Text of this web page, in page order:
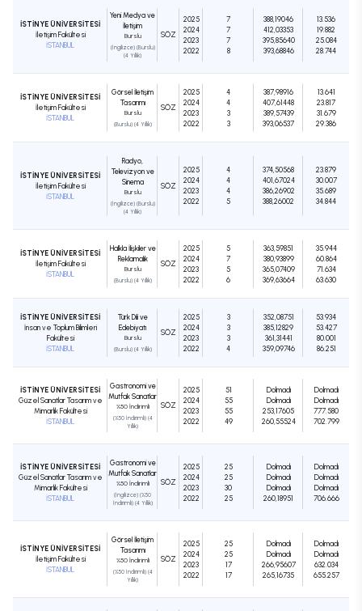
İSTİNYE ÜNİVERSİTESİ
İletişim Fakültesi
İSTANBUL
Yeni Medya ve
İletişim
Burslu
(İngilizce) (Burslu)
(4 Yıllık)
SÖZ
2025
2024
2023
2022
7
7
7
8
388,19046
412,03353
395,85640
393,68846
13.536
19.882
25.084
28.744
İSTİNYE ÜNİVERSİTESİ
İletişim Fakültesi
İSTANBUL
Görsel İletişim
Tasarımı
Burslu
(Burslu) (4 Yıllık)
SÖZ
2025
2024
2023
2022
4
4
3
3
387,98916
407,61448
389,57439
393,06537
13.641
23.817
31.679
29.386
İSTİNYE ÜNİVERSİTESİ
İletişim Fakültesi
İSTANBUL
Radyo,
Televizyon ve
Sinema
Burslu
(İngilizce) (Burslu)
(4 Yıllık)
SÖZ
2025
2024
2023
2022
4
4
4
5
374,50568
401,67024
386,26902
388,26002
23.879
30.007
35.689
34.844
İSTİNYE ÜNİVERSİTESİ
İletişim Fakültesi
İSTANBUL
Halkla İlişkiler ve
Reklamcılık
Burslu
(Burslu) (4 Yıllık)
SÖZ
2025
2024
2023
2022
5
7
5
6
363,59851
380,93899
365,07409
369,63664
35.944
60.864
71.634
63.630
İSTİNYE ÜNİVERSİTESİ
İnsan ve Toplum Bilimleri
Fakültesi
İSTANBUL
Türk Dili ve
Edebiyatı
Burslu
(Burslu) (4 Yıllık)
SÖZ
2025
2024
2023
2022
3
3
3
4
352,08751
385,12829
361,31441
359,09746
53.934
53.427
80.001
86.251
İSTİNYE ÜNİVERSİTESİ
Güzel Sanatlar Tasarım ve
Mimarlık Fakültesi
İSTANBUL
Gastronomi ve
Mutfak Sanatları
%50 İndirimli
(%50 İndirimli) (4
Yıllık)
SÖZ
2025
2024
2023
2022
51
55
55
49
Dolmadı
Dolmadı
253,17605
260,55524
Dolmadı
Dolmadı
777.580
702.799
İSTİNYE ÜNİVERSİTESİ
Güzel Sanatlar Tasarım ve
Mimarlık Fakültesi
İSTANBUL
Gastronomi ve
Mutfak Sanatları
%50 İndirimli
(İngilizce) (%50
İndirimli) (4 Yıllık)
SÖZ
2025
2024
2023
2022
25
25
30
25
Dolmadı
Dolmadı
Dolmadı
260,18951
Dolmadı
Dolmadı
Dolmadı
706.666
İSTİNYE ÜNİVERSİTESİ
İletişim Fakültesi
İSTANBUL
Görsel İletişim
Tasarımı
%50 İndirimli
(%50 İndirimli) (4
Yıllık)
SÖZ
2025
2024
2023
2022
25
25
17
17
Dolmadı
Dolmadı
266,95607
265,16735
Dolmadı
Dolmadı
632.034
655.257